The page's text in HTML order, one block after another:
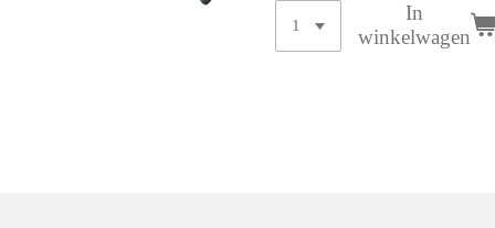
In
winkelwagen